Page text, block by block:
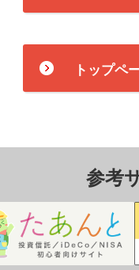
トップペ
参考